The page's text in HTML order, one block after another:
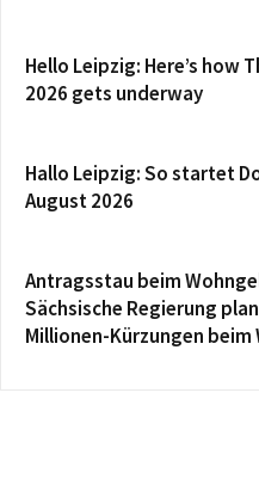
Hello Leipzig: Here’s how
2026 gets underway
Hallo Leipzig: So startet
August 2026
Antragsstau beim
Sächsische Regierung
Millionen-Kürzungen beim